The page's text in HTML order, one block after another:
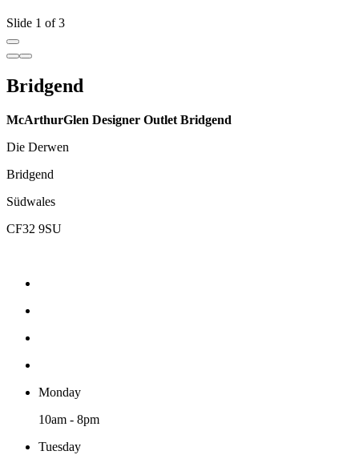
Slide 1 of 3
Bridgend
McArthurGlen Designer Outlet Bridgend
Die Derwen
Bridgend
Südwales
CF32 9SU
Monday
10am - 8pm
Tuesday